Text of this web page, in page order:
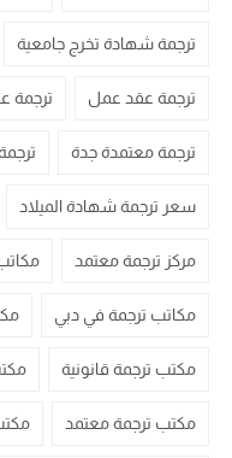
ترجمة شهادة تخرج جامعية
ترجمة عقد عمل ترجمة
ترجمة معتمدة جدة
سعر ترجمة شهادة الميلاد
مركز ترجمة معتمد
مكاتب ترجمة في دبي
مكتب ترجمة قانونية
مكتب ترجمة معتمد